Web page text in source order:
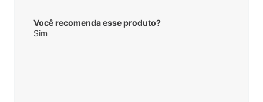
Você recomenda esse produto?
Sim